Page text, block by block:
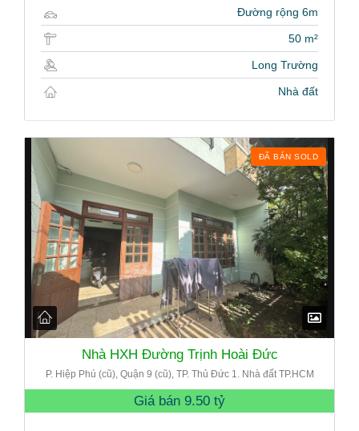
Đường rộng 6m
50 m²
Long Trường
Nhà đất
ĐÃ BÁN SOLD
Nhà HXH Đường Trịnh Hoài Đức
P. Hiệp Phú (cũ), Quận 9 (cũ), TP. Thủ Đức 1. Nhà đất TP.HCM
Giá bán 9.50 tỷ